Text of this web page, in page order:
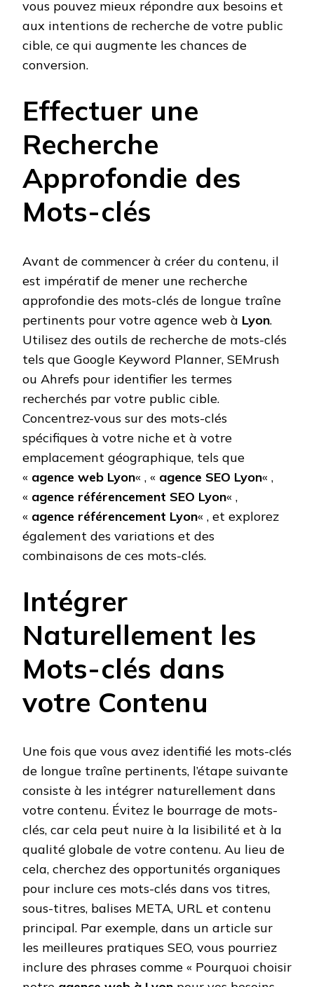
vous pouvez mieux répondre aux besoins et
aux intentions de recherche de votre public
cible, ce qui augmente les chances de
conversion.
Effectuer une
Recherche
Approfondie des
Mots-clés
Avant de commencer à créer du contenu, il
est impératif de mener une recherche
approfondie des mots-clés de longue traîne
pertinents pour votre agence web à Lyon.
Utilisez des outils de recherche de mots-clés
tels que Google Keyword Planner, SEMrush
ou Ahrefs pour identifier les termes
recherchés par votre public cible.
Concentrez-vous sur des mots-clés
spécifiques à votre niche et à votre
emplacement géographique, tels que
« agence web Lyon« , « agence SEO Lyon« ,
« agence référencement SEO Lyon« ,
« agence référencement Lyon« , et explorez
également des variations et des
combinaisons de ces mots-clés.
Intégrer
Naturellement les
Mots-clés dans
votre Contenu
Une fois que vous avez identifié les mots-clés
de longue traîne pertinents, l’étape suivante
consiste à les intégrer naturellement dans
votre contenu. Évitez le bourrage de mots-
clés, car cela peut nuire à la lisibilité et à la
qualité globale de votre contenu. Au lieu de
cela, cherchez des opportunités organiques
pour inclure ces mots-clés dans vos titres,
sous-titres, balises META, URL et contenu
principal. Par exemple, dans un article sur
les meilleures pratiques SEO, vous pourriez
inclure des phrases comme « Pourquoi choisir